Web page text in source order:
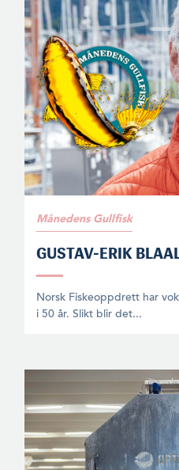
Månedens Gullfisk
GUSTAV-ERIK
Norsk Fiskeoppdrett har
i 50 år. Slikt blir det...